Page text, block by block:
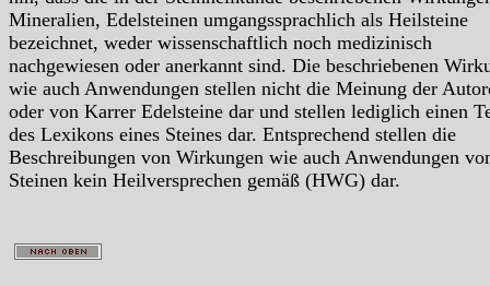
Mineralien, Edelsteinen umgangssprachlich als Heilsteine
bezeichnet, weder wissenschaftlich noch medizinisch
nachgewiesen oder anerkannt sind. Die beschriebenen
wie auch Anwendungen stellen nicht die Meinung der
oder von Karrer Edelsteine dar und stellen lediglich einen
des Lexikons eines Steines dar. Entsprechend stellen die
Beschreibungen von Wirkungen wie auch Anwendungen
Steinen kein Heilversprechen gemäß (HWG) dar.